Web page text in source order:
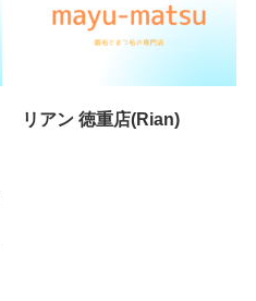
リアン 徳重店(Rian)